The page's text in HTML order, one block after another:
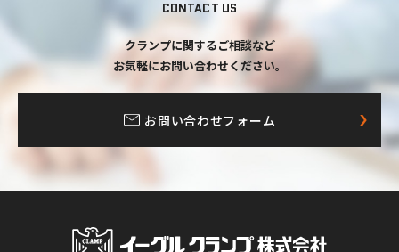
CONTACT US
クランプに関するご相談など
お気軽にお問い合わせください。
お問い合わせフォーム